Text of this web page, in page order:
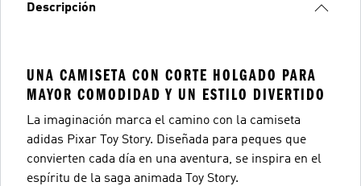
Descripción
UNA CAMISETA CON CORTE HOLGADO PARA
MAYOR COMODIDAD Y UN ESTILO DIVERTIDO
La imaginación marca el camino con la camiseta
adidas Pixar Toy Story. Diseñada para peques que
convierten cada día en una aventura, se inspira en el
espíritu de la saga animada Toy Story.